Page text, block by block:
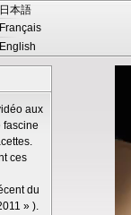
日本語
Français
English
aux
fascine
ces
du
» ).